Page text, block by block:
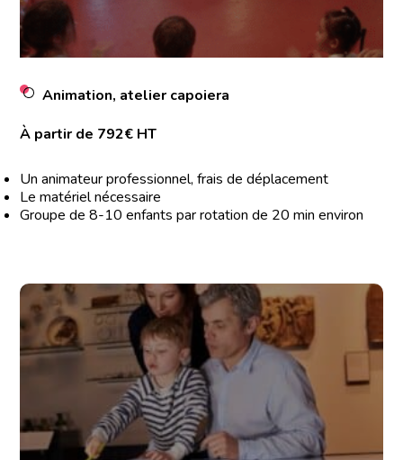
Animation, atelier capoiera
À partir de 792€ HT
Un animateur professionnel, frais de déplacement
Le matériel nécessaire
Groupe de 8-10 enfants par rotation de 20 min environ